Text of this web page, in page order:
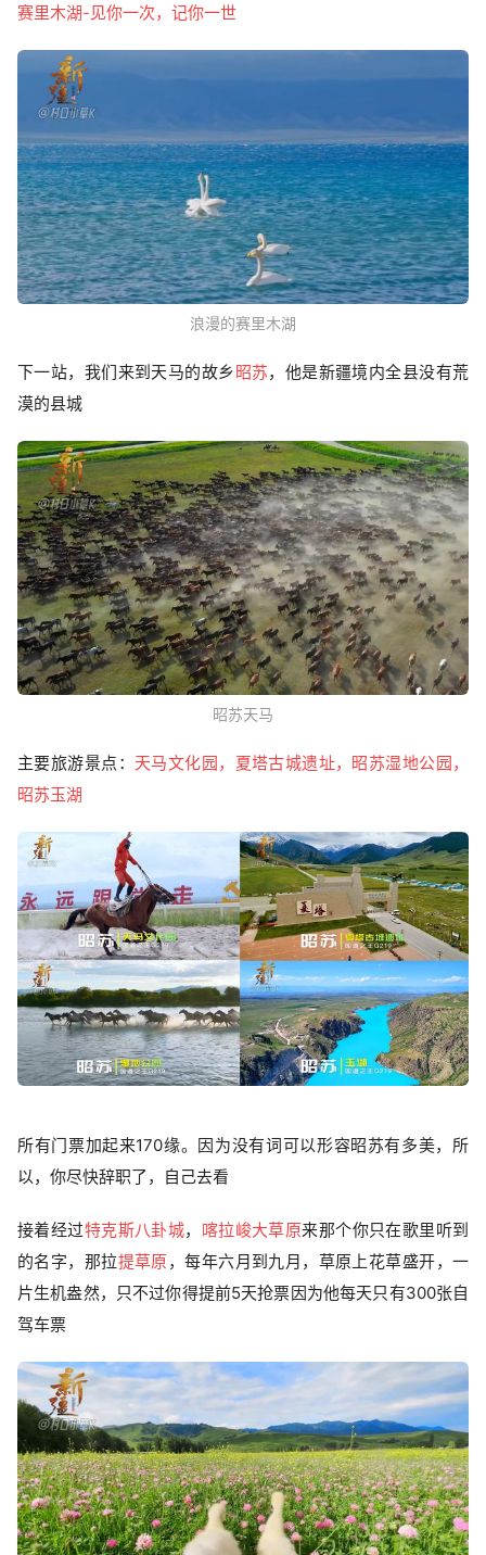
赛里木湖-见你一次，记你一世
浪漫的赛里木湖
下一站，我们来到天马的故乡昭苏，他是新疆境内全县没有荒
漠的县城
昭苏天马
主要旅游景点： 天马文化园，夏塔古城遗址，昭苏湿地公园，
昭苏玉湖
所有门票加起来170缘。因为没有词可以形容昭苏有多美，所
以，你尽快辞职了，自己去看
接着经过特克斯八卦城， 喀拉峻大草原来那个你只在歌里听到
的名字，那拉提草原 ，每年六月到九月，草原上花草盛开，一
片生机盎然，只不过你得提前5天抢票因为他每天只有300张自
驾车票